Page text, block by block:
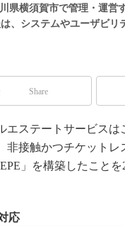
日本 ものづくりワールド 2020
メンテナンス・レジリエンスTOKYO
県横須賀市で管理・運営
、システムやユーザビリ
Share
ステートサービスは
接触かつチケットレ
」を構築したことを
応